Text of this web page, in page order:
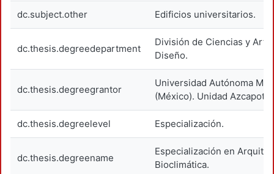
dc.subject.other Edificios universitarios.
dc.thesis.degreedepartment
División de Ciencias y
Diseño.
dc.thesis.degreegrantor
Universidad Autónoma
(México). Unidad
dc.thesis.degreelevel Especialización.
dc.thesis.degreename
Especialización en
Bioclimática.